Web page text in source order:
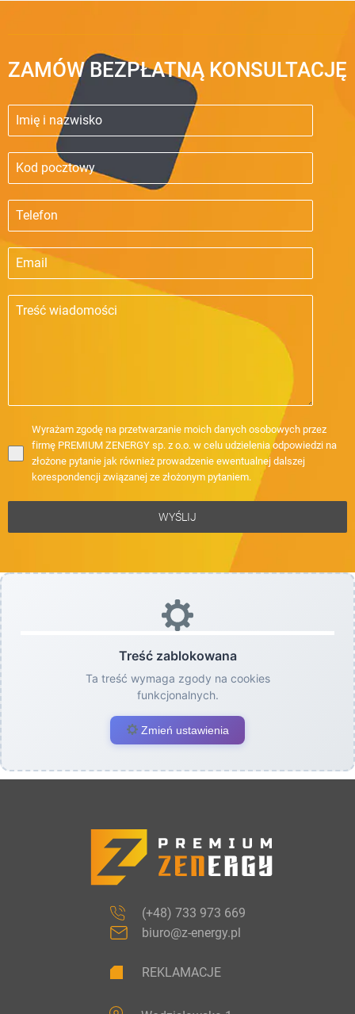
ZAMÓW BEZPŁATNĄ KONSULTACJĘ
Wyrażam zgodę na przetwarzanie moich danych osobowych przez
firmę PREMIUM ZENERGY sp. z o.o. w celu udzielenia odpowiedzi na
złożone pytanie jak również prowadzenie ewentualnej dalszej
korespondencji związanej ze złożonym pytaniem.
WYŚLIJ
Treść zablokowana
Ta treść wymaga zgody na cookies
funkcjonalnych.
Zmień ustawienia
(+48) 733 973 669
biuro@z-energy.pl
REKLAMACJE